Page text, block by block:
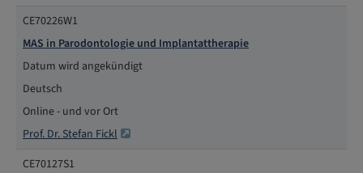
CE70226W1
MAS in Parodontologie und Implantattherapie
Datum wird angekündigt
Deutsch
Online - und vor Ort
Prof. Dr. Stefan Fickl
CE70127S1